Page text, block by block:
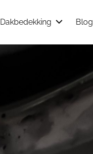
Dakbedekking Blog